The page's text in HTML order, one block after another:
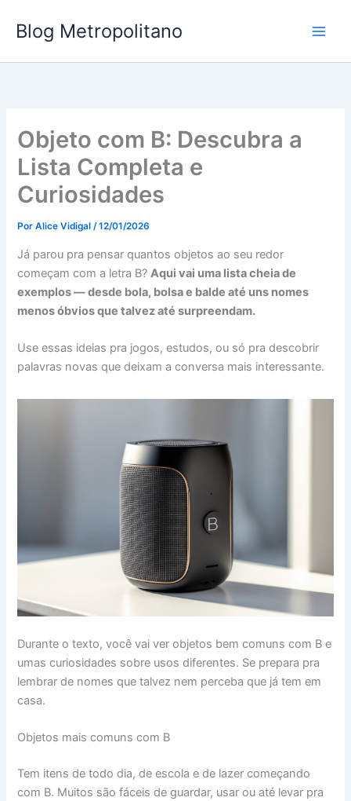
para
conteúdo
Blog Metropolitano
Objeto com B: Descubra a
Lista Completa e
Curiosidades
PorAlice Vidigal/12/01/2026
Já parou pra pensar quantos objetos ao seu redor
começam com a letra B?Aqui vai uma lista cheia de
exemplos — desde bola, bolsa e balde até uns nomes
menos óbvios que talvez até surpreendam.
Use essas ideias pra jogos, estudos, ou só pra descobrir
palavras novas que deixam a conversa mais interessante.
Durante o texto, você vai ver objetos bem comuns com B e
umas curiosidades sobre usos diferentes. Se prepara pra
lembrar de nomes que talvez nem perceba que já tem em
casa.
Objetos mais comuns com B
Tem itens de todo dia, de escola e de lazer começando
com B. Muitos são fáceis de guardar, usar ou até levar pra